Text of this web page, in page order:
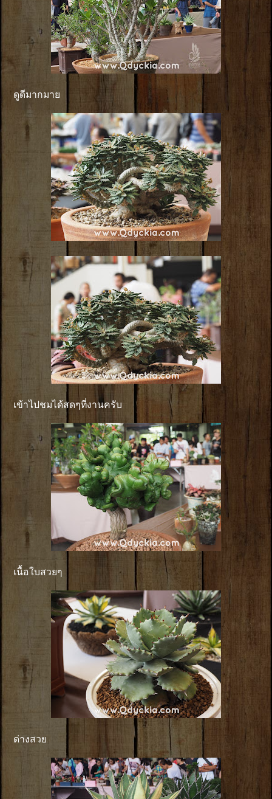
ดูดีมากมาย
เข้าไปชมได้สดๆที่งานครับ
เนื้อใบสวยๆ
ด่างสวย